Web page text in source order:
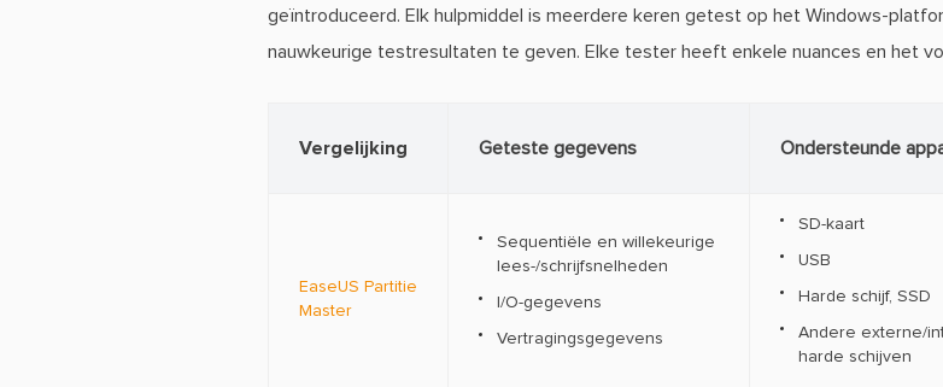
geïntroduceerd. Elk hulpmiddel is meerdere keren getest op het Windows-
nauwkeurige testresultaten te geven. Elke tester heeft enkele nuances en het
Vergelijking Geteste gegevens Ondersteunde
EaseUS Partitie
Master
Sequentiële en willekeurige
lees-/schrijfsnelheden
I/O-gegevens
Vertragingsgegevens
SD-kaart
USB
Harde schijf, SSD
Andere externe/
harde schijven